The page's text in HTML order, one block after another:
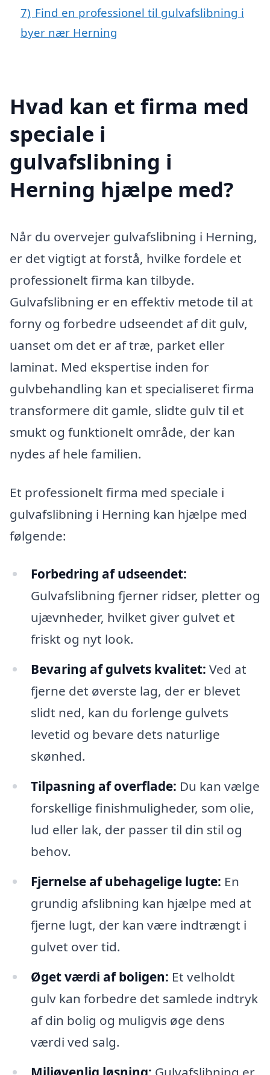
7) Find en professionel til gulvafslibning i
byer nær Herning
Hvad kan et firma med
speciale i
gulvafslibning i
Herning hjælpe med?
Når du overvejer gulvafslibning i Herning,
er det vigtigt at forstå, hvilke fordele et
professionelt firma kan tilbyde.
Gulvafslibning er en effektiv metode til at
forny og forbedre udseendet af dit gulv,
uanset om det er af træ, parket eller
laminat. Med ekspertise inden for
gulvbehandling kan et specialiseret firma
transformere dit gamle, slidte gulv til et
smukt og funktionelt område, der kan
nydes af hele familien.
Et professionelt firma med speciale i
gulvafslibning i Herning kan hjælpe med
følgende:
Forbedring af udseendet:
Gulvafslibning fjerner ridser, pletter og
ujævnheder, hvilket giver gulvet et
friskt og nyt look.
Bevaring af gulvets kvalitet: Ved at
fjerne det øverste lag, der er blevet
slidt ned, kan du forlenge gulvets
levetid og bevare dets naturlige
skønhed.
Tilpasning af overflade: Du kan vælge
forskellige finishmuligheder, som olie,
lud eller lak, der passer til din stil og
behov.
Fjernelse af ubehagelige lugte: En
grundig afslibning kan hjælpe med at
fjerne lugt, der kan være indtrængt i
gulvet over tid.
Øget værdi af boligen: Et velholdt
gulv kan forbedre det samlede indtryk
af din bolig og muligvis øge dens
værdi ved salg.